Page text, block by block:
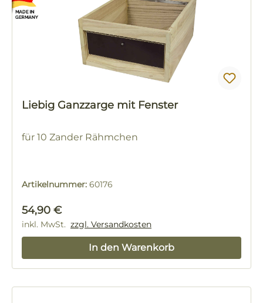
Liebig Ganzzarge mit Fenster
für 10 Zander Rähmchen
Artikelnummer: 60176
Regulärer Preis:
54,90 €
inkl. MwSt. zzgl. Versandkosten
In den Warenkorb